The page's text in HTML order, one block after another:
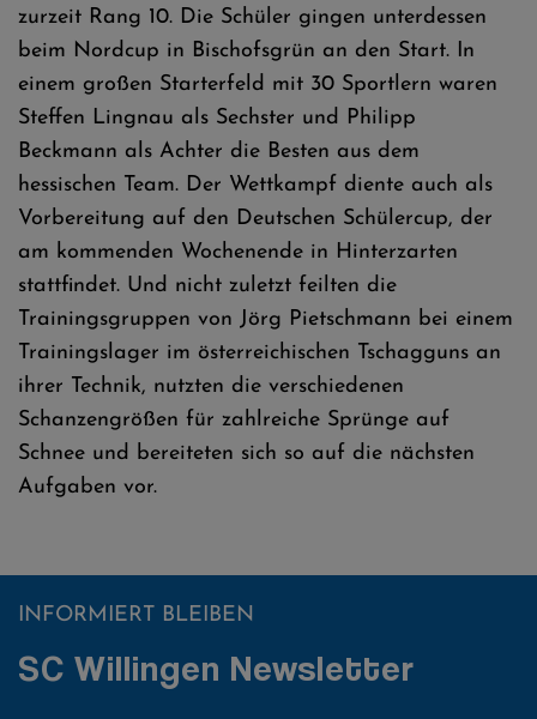
zurzeit Rang 10. Die Schüler gingen unterdessen
beim Nordcup in Bischofsgrün an den Start. In
einem großen Starterfeld mit 30 Sportlern waren
Steffen Lingnau als Sechster und Philipp
Beckmann als Achter die Besten aus dem
hessischen Team. Der Wettkampf diente auch als
Vorbereitung auf den Deutschen Schülercup, der
am kommenden Wochenende in Hinterzarten
stattfindet. Und nicht zuletzt feilten die
Trainingsgruppen von Jörg Pietschmann bei einem
Trainingslager im österreichischen Tschagguns an
ihrer Technik, nutzten die verschiedenen
Schanzengrößen für zahlreiche Sprünge auf
Schnee und bereiteten sich so auf die nächsten
Aufgaben vor.
INFORMIERT BLEIBEN
SC Willingen Newsletter